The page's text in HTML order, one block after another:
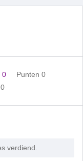
0
Punten 0
0
verdiend.